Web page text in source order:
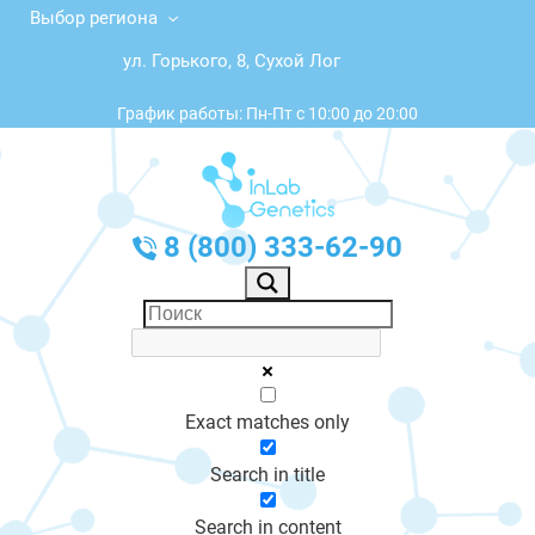
Выбор региона
ул. Горького, 8, Сухой Лог
График работы: Пн-Пт с 10:00 до 20:00
8 (800) 333-62-90
Exact matches only
Search in title
Search in content